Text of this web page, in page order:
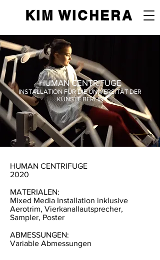
KIM WICHERA
HUMAN CENTRIFUGE
INSTALLATION FÜR DIE UNIVERSITÄT DER
KÜNSTE BERLIN
HUMAN CENTRIFUGE
2020
MATERIALEN:
Mixed Media Installation inklusive
Aerotrim, Vierkanallautsprecher,
Sampler, Poster
ABMESSUNGEN:
Variable Abmessungen